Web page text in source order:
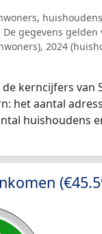
gegevens gelden
2024
kerncijfers van
het aantal
huishoudens